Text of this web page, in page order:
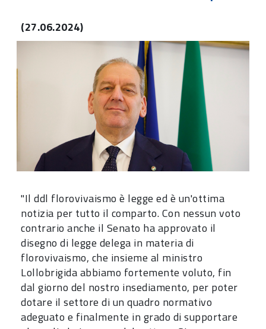
(27.06.2024)
"Il ddl florovivaismo è legge ed è un'ottima
notizia per tutto il comparto. Con nessun voto
contrario anche il Senato ha approvato il
disegno di legge delega in materia di
florovivaismo, che insieme al ministro
Lollobrigida abbiamo fortemente voluto, fin
dal giorno del nostro insediamento, per poter
dotare il settore di un quadro normativo
adeguato e finalmente in grado di supportare